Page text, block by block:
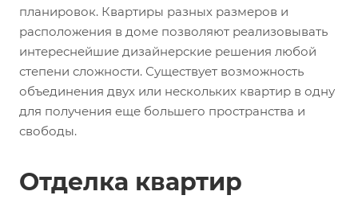
планировок. Квартиры разных размеров и
расположения в доме позволяют реализовывать
интереснейшие дизайнерские решения любой
степени сложности. Существует возможность
объединения двух или нескольких квартир в одну
для получения еще большего пространства и
свободы.
Отделка квартир